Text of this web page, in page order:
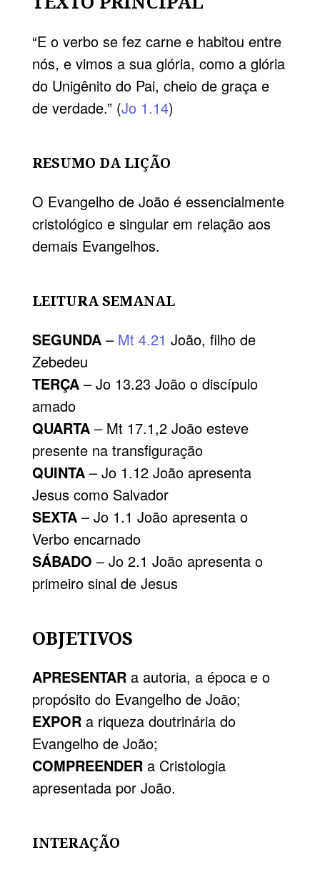
“E o verbo se fez carne e habitou entre
nós, e vimos a sua glória, como a glória
do Unigênito do Pai, cheio de graça e
de verdade.” (Jo 1.14)
RESUMO DA LIÇÃO
O Evangelho de João é essencialmente
cristológico e singular em relação aos
demais Evangelhos.
LEITURA SEMANAL
SEGUNDA – Mt 4.21 João, filho de
Zebedeu
TERÇA – Jo 13.23 João o discípulo
amado
QUARTA – Mt 17.1,2 João esteve
presente na transfiguração
QUINTA – Jo 1.12 João apresenta
Jesus como Salvador
SEXTA – Jo 1.1 João apresenta o
Verbo encarnado
SÁBADO – Jo 2.1 João apresenta o
primeiro sinal de Jesus
OBJETIVOS
APRESENTAR a autoria, a época e o
propósito do Evangelho de João;
EXPOR a riqueza doutrinária do
Evangelho de João;
COMPREENDER a Cristologia
apresentada por João.
INTERAÇÃO